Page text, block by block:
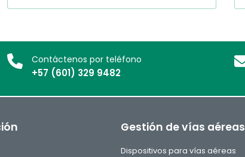
Contáctenos por teléfono
+57 (601) 329 9482
Gestión de vías aéreas
Dispositivos para vías aéreas